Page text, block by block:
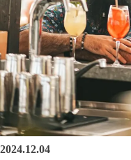
2024.12.04